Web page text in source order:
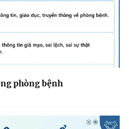
phòng bệnh